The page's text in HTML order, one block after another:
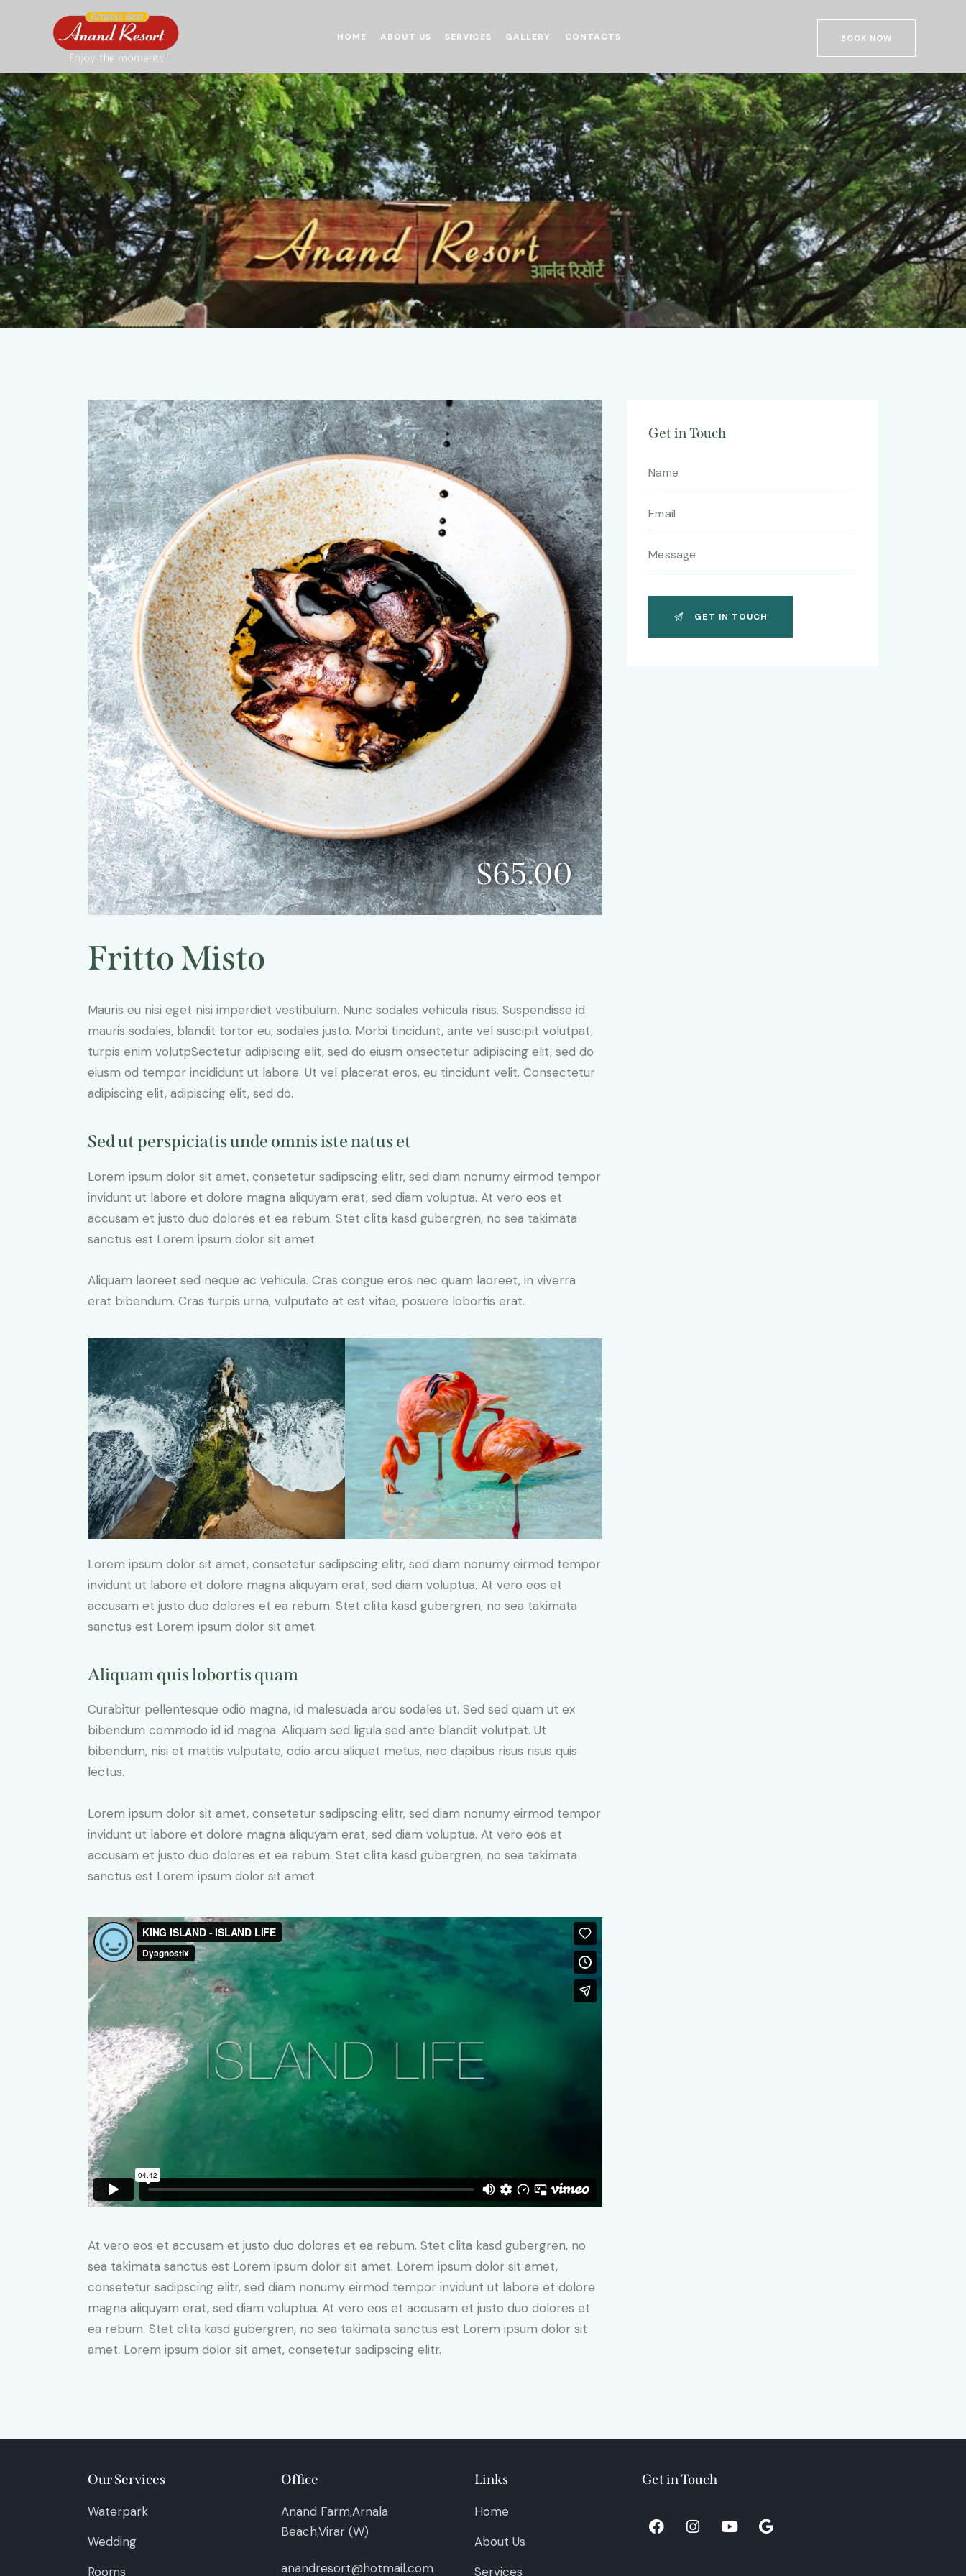
HOME ABOUT US SERVICES GALLERY CONTACTS BOOK NOW
$65.00
Fritto Misto
Mauris eu nisi eget nisi imperdiet vestibulum. Nunc sodales vehicula risus. Suspendisse id
mauris sodales, blandit tortor eu, sodales justo. Morbi tincidunt, ante vel suscipit volutpat,
turpis enim volutpSectetur adipiscing elit, sed do eiusm onsectetur adipiscing elit, sed do
eiusm od tempor incididunt ut labore. Ut vel placerat eros, eu tincidunt velit. Consectetur
adipiscing elit, adipiscing elit, sed do.
Sed ut perspiciatis unde omnis iste natus et
Lorem ipsum dolor sit amet, consetetur sadipscing elitr, sed diam nonumy eirmod tempor
invidunt ut labore et dolore magna aliquyam erat, sed diam voluptua. At vero eos et
accusam et justo duo dolores et ea rebum. Stet clita kasd gubergren, no sea takimata
sanctus est Lorem ipsum dolor sit amet.
Aliquam laoreet sed neque ac vehicula. Cras congue eros nec quam laoreet, in viverra
erat bibendum. Cras turpis urna, vulputate at est vitae, posuere lobortis erat.
Lorem ipsum dolor sit amet, consetetur sadipscing elitr, sed diam nonumy eirmod tempor
invidunt ut labore et dolore magna aliquyam erat, sed diam voluptua. At vero eos et
accusam et justo duo dolores et ea rebum. Stet clita kasd gubergren, no sea takimata
sanctus est Lorem ipsum dolor sit amet.
Aliquam quis lobortis quam
Curabitur pellentesque odio magna, id malesuada arcu sodales ut. Sed sed quam ut ex
bibendum commodo id id magna. Aliquam sed ligula sed ante blandit volutpat. Ut
bibendum, nisi et mattis vulputate, odio arcu aliquet metus, nec dapibus risus risus quis
lectus.
Lorem ipsum dolor sit amet, consetetur sadipscing elitr, sed diam nonumy eirmod tempor
invidunt ut labore et dolore magna aliquyam erat, sed diam voluptua. At vero eos et
accusam et justo duo dolores et ea rebum. Stet clita kasd gubergren, no sea takimata
sanctus est Lorem ipsum dolor sit amet.
At vero eos et accusam et justo duo dolores et ea rebum. Stet clita kasd gubergren, no
sea takimata sanctus est Lorem ipsum dolor sit amet. Lorem ipsum dolor sit amet,
consetetur sadipscing elitr, sed diam nonumy eirmod tempor invidunt ut labore et dolore
magna aliquyam erat, sed diam voluptua. At vero eos et accusam et justo duo dolores et
ea rebum. Stet clita kasd gubergren, no sea takimata sanctus est Lorem ipsum dolor sit
amet. Lorem ipsum dolor sit amet, consetetur sadipscing elitr.
Get in Touch
Our Services
Waterpark
Wedding
Rooms
Office
Anand Farm,Arnala
Beach,Virar (W)
anandresort@hotmail.com
Links
Home
About Us
Services
Get in Touch